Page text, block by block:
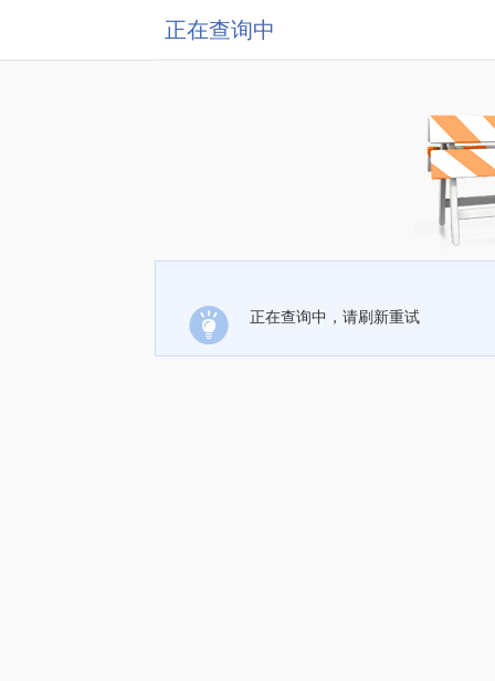
正在查询中
正在查询中，请刷新重试